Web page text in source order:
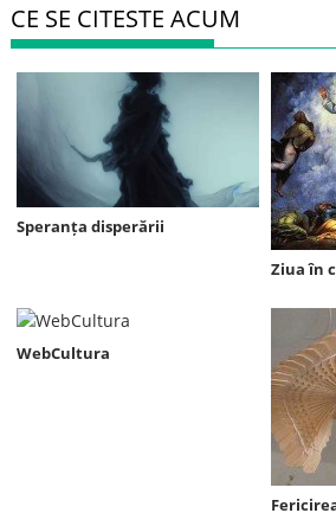
CE SE CITESTE ACUM
Speranța disperării
Ziua în
WebCultura